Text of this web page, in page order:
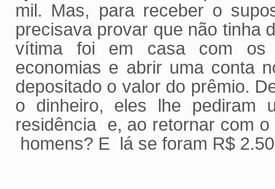
mil. Mas, para receber o
precisava provar que não tinha
vítima foi em casa com os
economias e abrir uma conta
depositado o valor do prêmio.
o dinheiro, eles lhe pediram
residência e, ao retornar com
homens? E lá se foram R$